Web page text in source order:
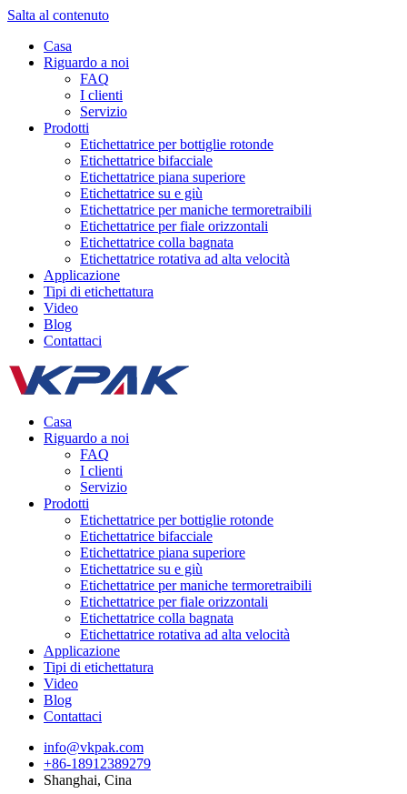
Salta al contenuto
Casa
Riguardo a noi
FAQ
I clienti
Servizio
Prodotti
Etichettatrice per bottiglie rotonde
Etichettatrice bifacciale
Etichettatrice piana superiore
Etichettatrice su e giù
Etichettatrice per maniche termoretraibili
Etichettatrice per fiale orizzontali
Etichettatrice colla bagnata
Etichettatrice rotativa ad alta velocità
Applicazione
Tipi di etichettatura
Video
Blog
Contattaci
Casa
Riguardo a noi
FAQ
I clienti
Servizio
Prodotti
Etichettatrice per bottiglie rotonde
Etichettatrice bifacciale
Etichettatrice piana superiore
Etichettatrice su e giù
Etichettatrice per maniche termoretraibili
Etichettatrice per fiale orizzontali
Etichettatrice colla bagnata
Etichettatrice rotativa ad alta velocità
Applicazione
Tipi di etichettatura
Video
Blog
Contattaci
info@vkpak.com
+86-18912389279
Shanghai, Cina